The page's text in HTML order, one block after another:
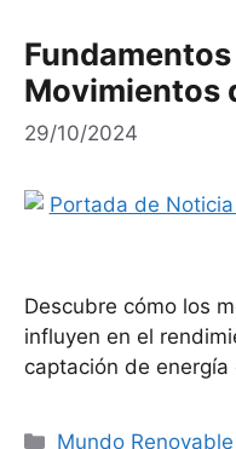
Movimientos
29/10/2024
Descubre cómo los
influyen en el
captación de
Categorías
Mundo